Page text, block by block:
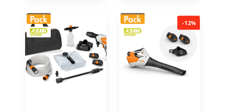
-12%